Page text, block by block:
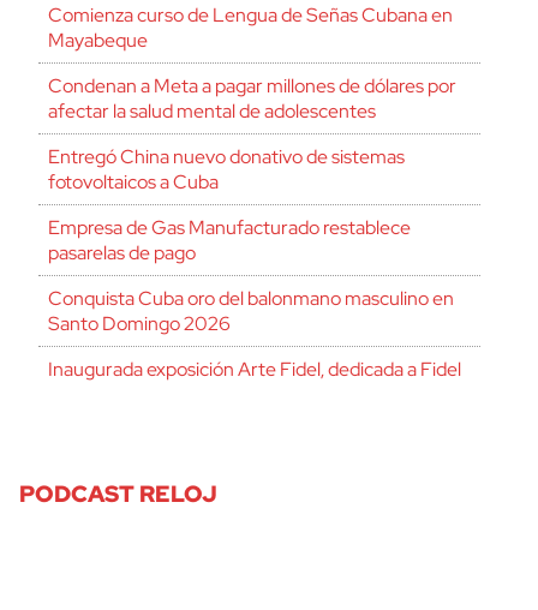
Comienza curso de Lengua de Señas Cubana en
Mayabeque
Condenan a Meta a pagar millones de dólares por
afectar la salud mental de adolescentes
Entregó China nuevo donativo de sistemas
fotovoltaicos a Cuba
Empresa de Gas Manufacturado restablece
pasarelas de pago
Conquista Cuba oro del balonmano masculino en
Santo Domingo 2026
Inaugurada exposición Arte Fidel, dedicada a Fidel
PODCAST RELOJ